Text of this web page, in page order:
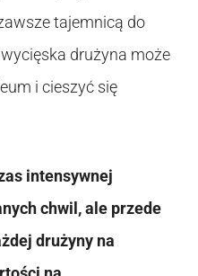
tajemnicą do
drużyna może
i cieszyć się
intensywnej
chwil, ale przede
drużyny na